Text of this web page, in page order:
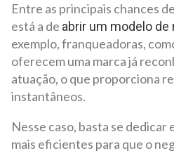
Entre as principais chances
está a de abrir um modelo de
exemplo, franqueadoras,
oferecem uma marca já
atuação, o que proporciona
instantâneos.
Nesse caso, basta se dedicar
mais eficientes para que o